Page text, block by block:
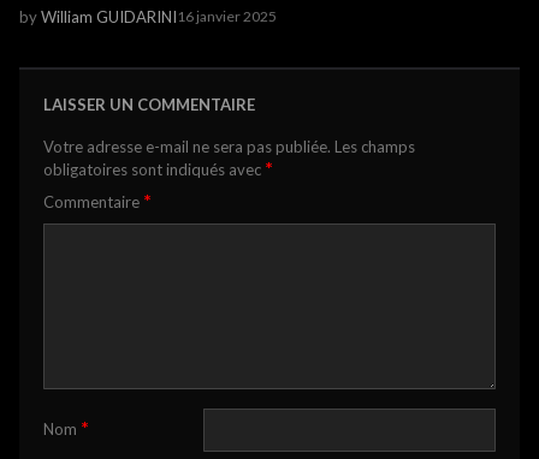
byWilliam GUIDARINI 16 janvier 2025
LAISSER UN COMMENTAIRE
Votre adresse e-mail ne sera pas publiée. Les champs
obligatoires sont indiqués avec *
Commentaire *
Nom *